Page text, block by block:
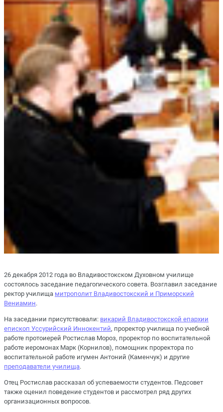
26 декабря 2012 года во Владивостокском Духовном училище
состоялось заседание педагогического совета. Возглавил заседание
ректор училища митрополит Владивостокский и Приморский
Вениамин.
На заседании присутствовали: викарий Владивостокской епархии
епископ Уссурийский Иннокентий, проректор училища по учебной
работе протоиерей Ростислав Мороз, проректор по воспитательной
работе иеромонах Марк (Корнилов), помощник проректора по
воспитательной работе игумен Антоний (Каменчук) и другие
преподаватели училища.
Отец Ростислав рассказал об успеваемости студентов. Педсовет
также оценил поведение студентов и рассмотрел ряд других
организационных вопросов.